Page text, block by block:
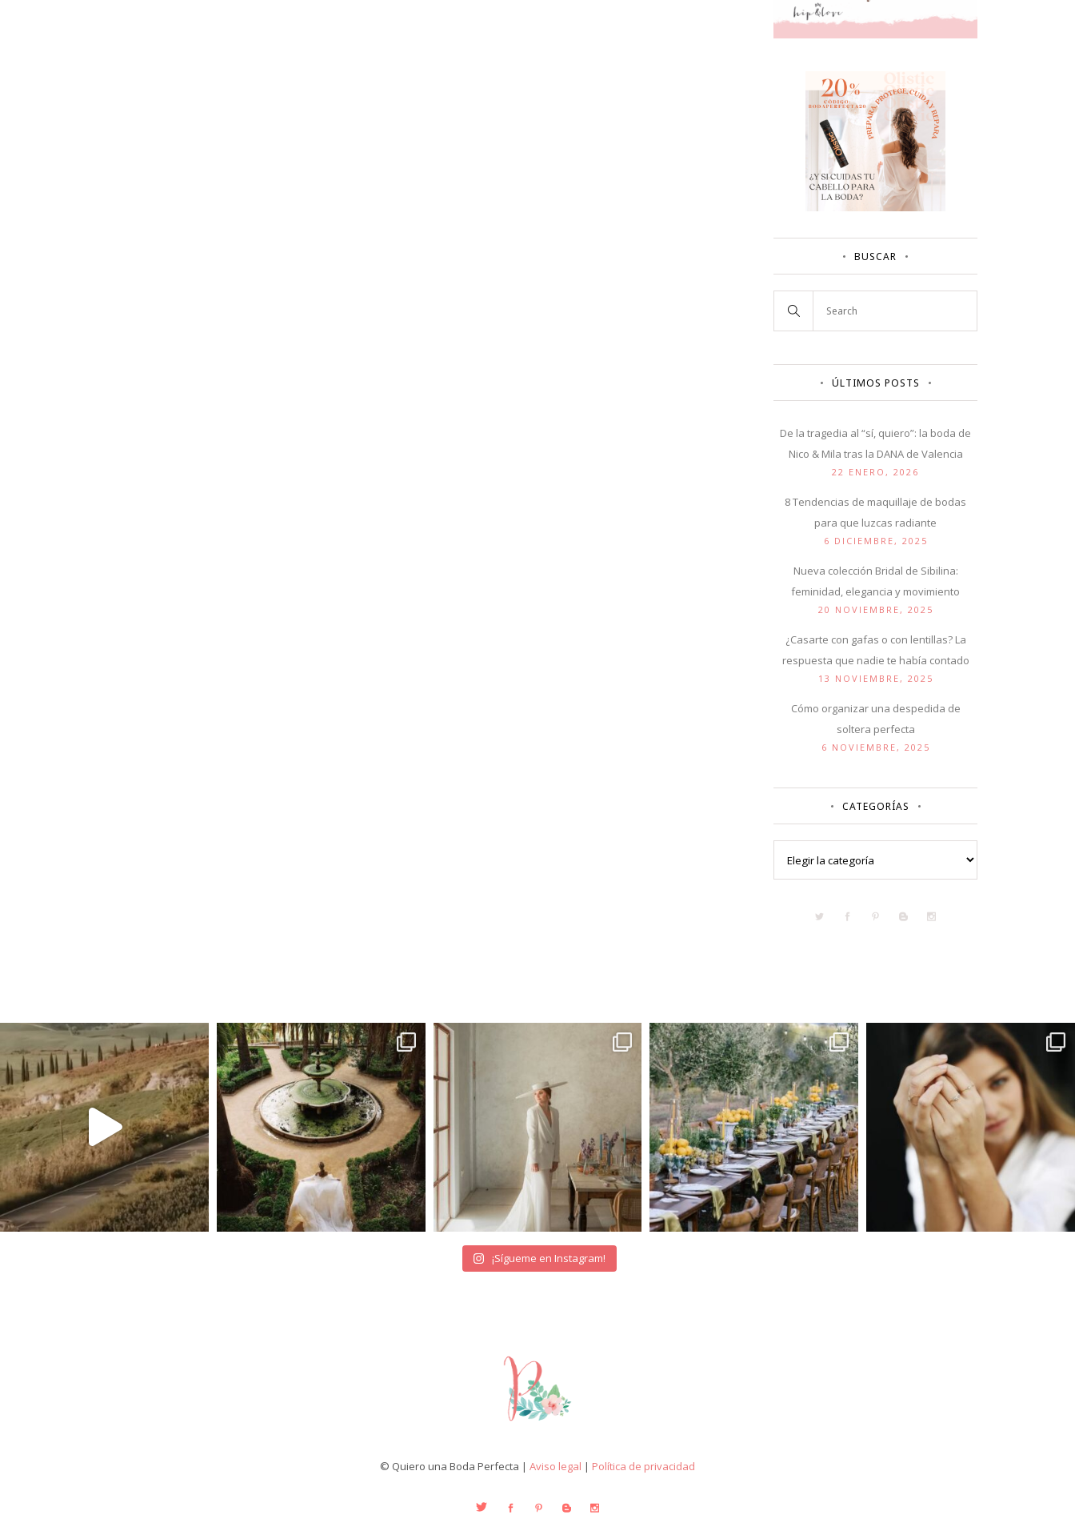
BUSCAR
ÚLTIMOS POSTS
De la tragedia al “sí, quiero”: la boda de
Nico & Mila tras la DANA de Valencia
22 ENERO, 2026
8 Tendencias de maquillaje de bodas
para que luzcas radiante
6 DICIEMBRE, 2025
Nueva colección Bridal de Sibilina:
feminidad, elegancia y movimiento
20 NOVIEMBRE, 2025
¿Casarte con gafas o con lentillas? La
respuesta que nadie te había contado
13 NOVIEMBRE, 2025
Cómo organizar una despedida de
soltera perfecta
6 NOVIEMBRE, 2025
CATEGORÍAS
¡Sígueme en Instagram!
© Quiero una Boda Perfecta | Aviso legal | Política de privacidad